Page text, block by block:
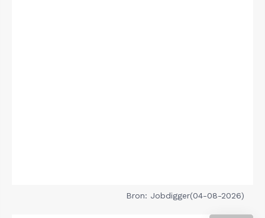
Bron: Jobdigger(04-08-2026)